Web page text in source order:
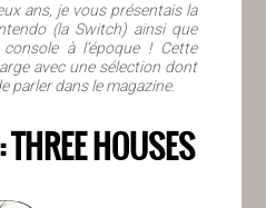
ans, je vous présentais la
(la Switch) ainsi que
à l’époque ! Cette
avec une sélection dont
parler dans le magazine.
THREE HOUSES